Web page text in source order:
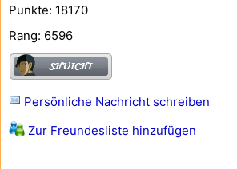
Punkte: 18170
Rang: 6596
Persönliche Nachricht schreiben
Zur Freundesliste hinzufügen